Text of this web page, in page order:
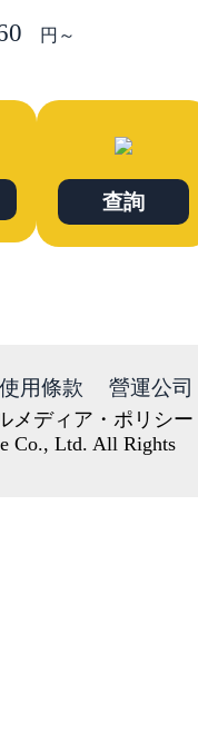
円～
查詢
使用條款 營運公司
メディア・ポリシー
Co., Ltd. All Rights